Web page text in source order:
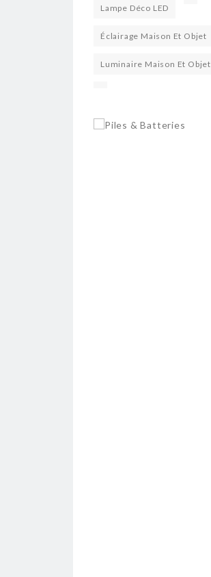
Lampe Déco LED
Éclairage Maison Et Objet
Luminaire Maison Et Objet